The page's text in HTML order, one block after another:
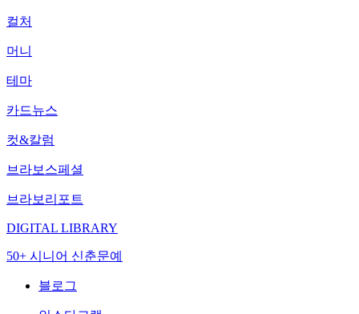
컬처
머니
테마
카드뉴스
컷&칼럼
브라보스페셜
브라보리포트
DIGITAL LIBRARY
50+ 시니어 신춘문예
블로그